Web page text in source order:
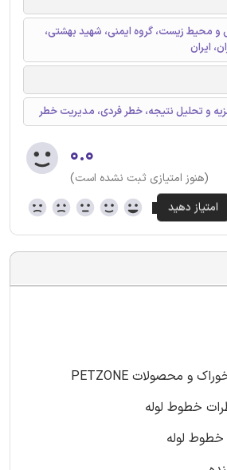
و محیط زیست، گروه ایمنی، شهید بهشتی،
ایران
و تحلیل نتیجه، خطر فردی، مدیریت خطر
۰.۰
(هنوز امتیازی ثبت نشده است)